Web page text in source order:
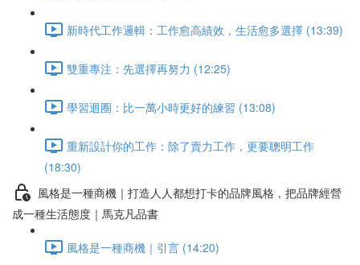
新時代工作邏輯：工作愈高績效，生活愈多選擇 (13:39)
雙重專注：先選擇再努力 (12:25)
學習迴圈：比一萬小時更好的練習 (13:08)
重新設計你的工作：除了賣力工作，更要聰明工作
(18:30)
風格是一種商機｜打造人人都想打卡的品牌風格，把品牌經營
成一種生活態度｜馬克凡品書
風格是一種商機｜引言 (14:20)